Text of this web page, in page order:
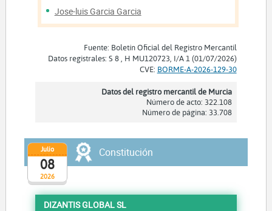
Jose-luis Garcia Garcia
Fuente: Boletín Oficial del Registro Mercantil
Datos registrales: S 8 , H MU120723, I/A 1 (01/07/2026)
CVE: BORME-A-2026-129-30
Datos del registro mercantil de Murcia
Número de acto: 322.108
Número de página: 33.708
2026
Julio
08
Constitución
DIZANTIS GLOBAL SL